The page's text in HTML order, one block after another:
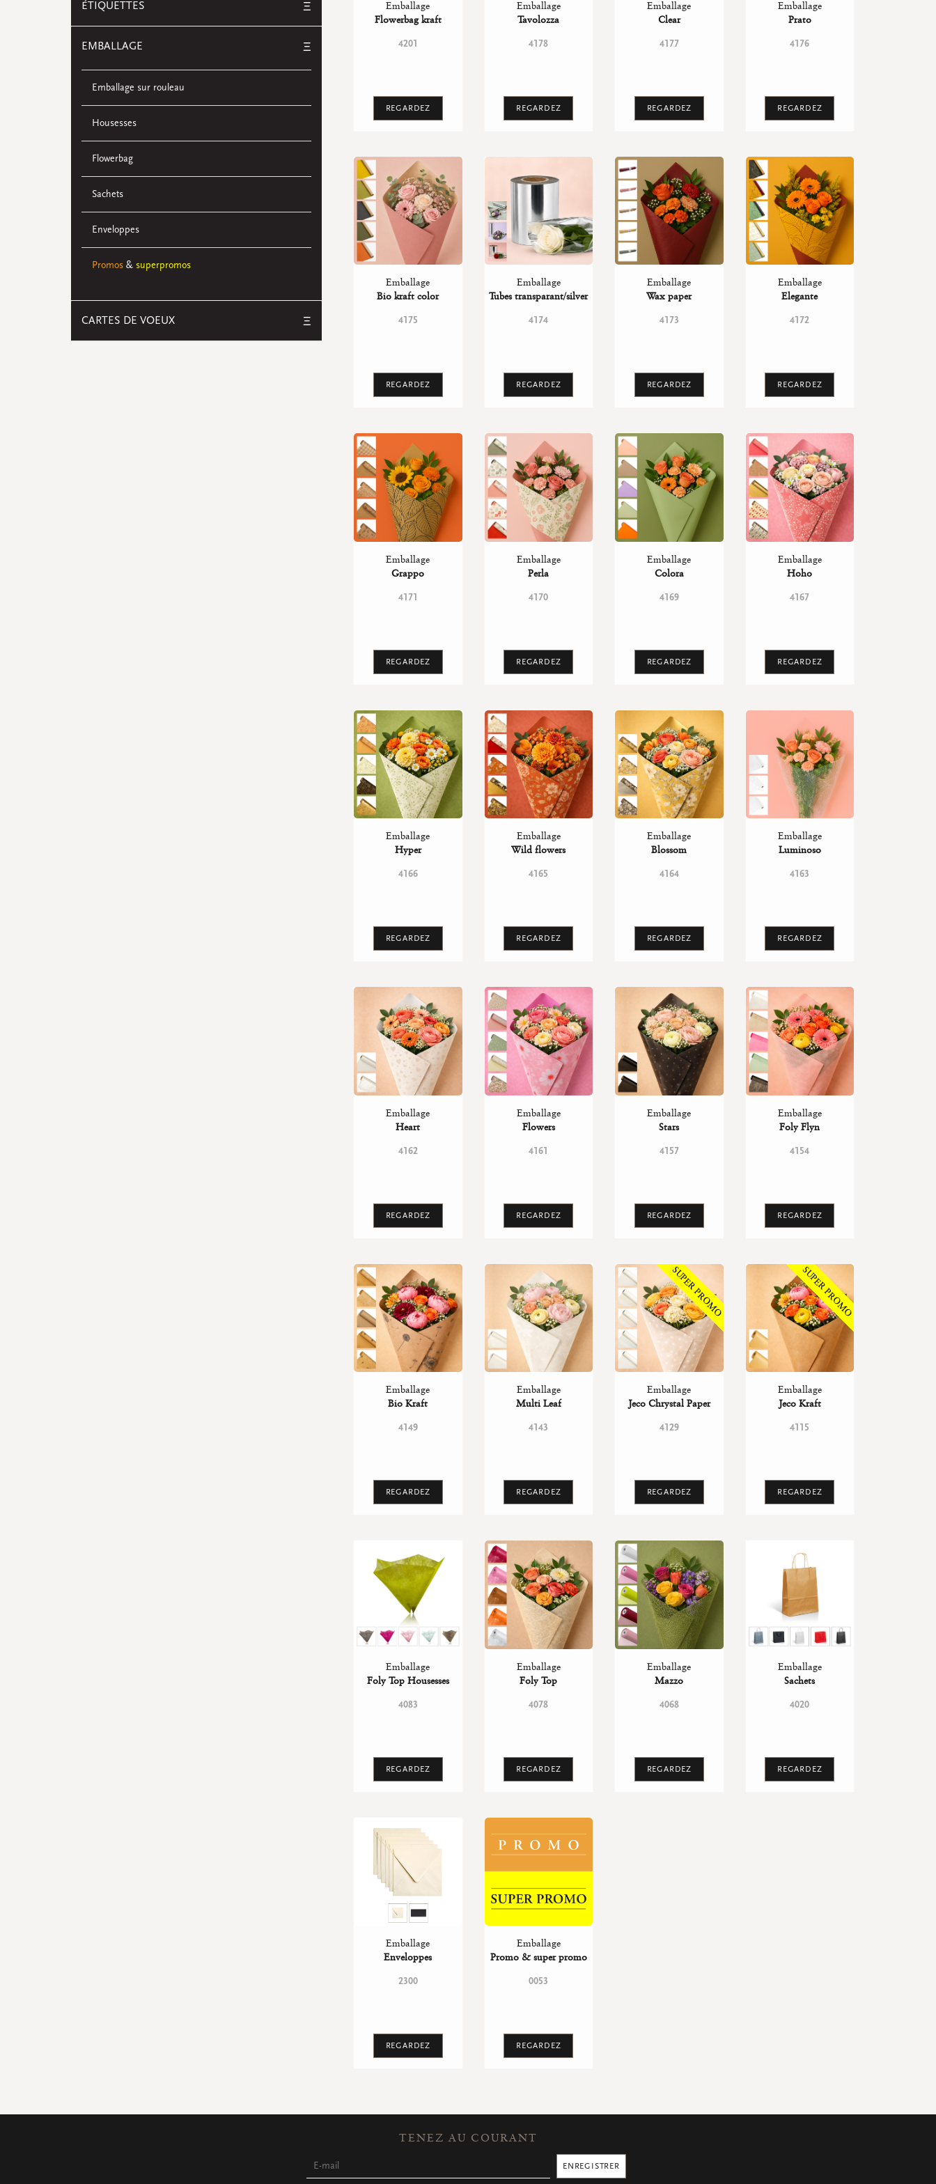
ÉTIQUETTES Ξ
EMBALLAGE Ξ
Emballage sur rouleau
Housesses
Flowerbag
Sachets
Enveloppes
Promos & superpromos
CARTES DE VOEUX Ξ
Emballage
Flowerbag kraft
4201
REGARDEZ
Emballage
Tavolozza
4178
REGARDEZ
Emballage
Clear
4177
REGARDEZ
Emballage
Prato
4176
REGARDEZ
Emballage
Bio kraft color
4175
REGARDEZ
Emballage
Tubes transparant/silver
4174
REGARDEZ
Emballage
Wax paper
4173
REGARDEZ
Emballage
Elegante
4172
REGARDEZ
Emballage
Grappo
4171
REGARDEZ
Emballage
Perla
4170
REGARDEZ
Emballage
Colora
4169
REGARDEZ
Emballage
Hoho
4167
REGARDEZ
Emballage
Hyper
4166
REGARDEZ
Emballage
Wild flowers
4165
REGARDEZ
Emballage
Blossom
4164
REGARDEZ
Emballage
Luminoso
4163
REGARDEZ
Emballage
Heart
4162
REGARDEZ
Emballage
Flowers
4161
REGARDEZ
Emballage
Stars
4157
REGARDEZ
Emballage
Foly Flyn
4154
REGARDEZ
Emballage
Bio Kraft
4149
REGARDEZ
Emballage
Multi Leaf
4143
REGARDEZ
Emballage
Jeco Chrystal Paper
4129
REGARDEZ
Emballage
Jeco Kraft
4115
REGARDEZ
Emballage
Foly Top Housesses
4083
REGARDEZ
Emballage
Foly Top
4078
REGARDEZ
Emballage
Mazzo
4068
REGARDEZ
Emballage
Sachets
4020
REGARDEZ
Emballage
Enveloppes
2300
REGARDEZ
Emballage
Promo & super promo
0053
REGARDEZ
TENEZ AU COURANT
ENREGISTRER